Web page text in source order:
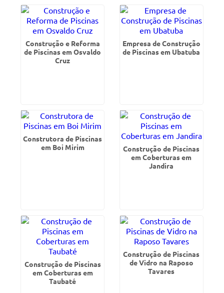
Construção e Reforma
de Piscinas em Osvaldo
Cruz
Empresa de Construção
de Piscinas em Ubatuba
Construtora de Piscinas
em Boi Mirim
Construção de Piscinas
em Coberturas em
Jandira
Construção de Piscinas
em Coberturas em
Taubaté
Construção de Piscinas
de Vidro na Raposo
Tavares